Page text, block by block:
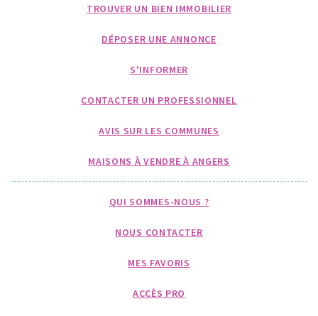
TROUVER UN BIEN IMMOBILIER
DÉPOSER UNE ANNONCE
S'INFORMER
CONTACTER UN PROFESSIONNEL
AVIS SUR LES COMMUNES
MAISONS À VENDRE À ANGERS
QUI SOMMES-NOUS ?
NOUS CONTACTER
MES FAVORIS
ACCÈS PRO